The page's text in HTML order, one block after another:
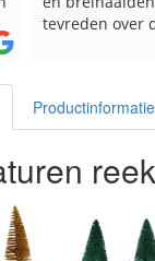
tevreden over de
Productinformatie